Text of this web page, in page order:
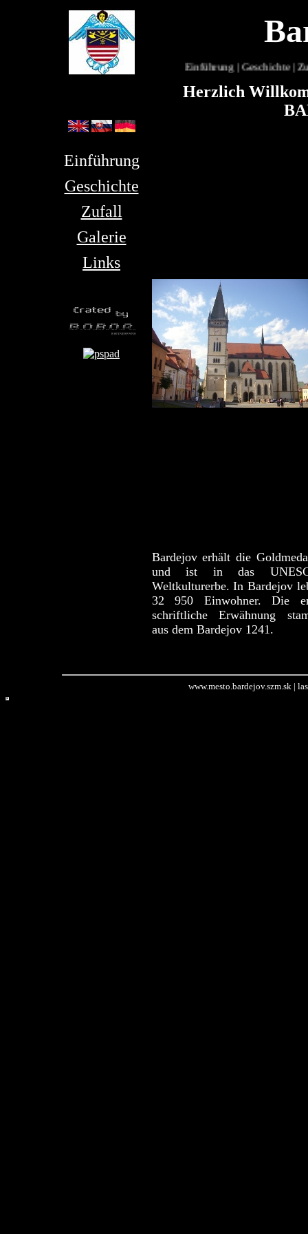
Einführung | Geschichte|
Einführung
Geschichte
Zufall
Galerie
Links
Herzlich
Bardejov erhält die
und ist in das
Weltkulturerbe. In Bardejov
32 950 Einwohner. Die
schriftliche Erwähnung
aus dem Bardejov 1241.
www.mesto.bardejov.szm.sk |